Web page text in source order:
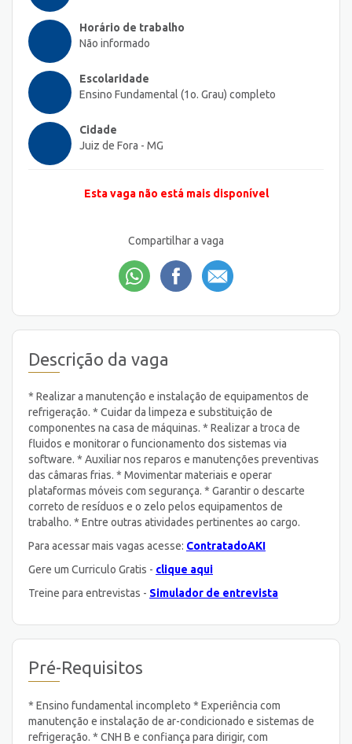
Horário de trabalho
Não informado
Escolaridade
Ensino Fundamental (1o. Grau) completo
Cidade
Juiz de Fora - MG
Esta vaga não está mais disponível
Compartilhar a vaga
Descrição da vaga
* Realizar a manutenção e instalação de equipamentos de
refrigeração. * Cuidar da limpeza e substituição de
componentes na casa de máquinas. * Realizar a troca de
fluidos e monitorar o funcionamento dos sistemas via
software. * Auxiliar nos reparos e manutenções preventivas
das câmaras frias. * Movimentar materiais e operar
plataformas móveis com segurança. * Garantir o descarte
correto de resíduos e o zelo pelos equipamentos de
trabalho. * Entre outras atividades pertinentes ao cargo.
Para acessar mais vagas acesse: ContratadoAKI
Gere um Curriculo Gratis - clique aqui
Treine para entrevistas - Simulador de entrevista
Pré-Requisitos
* Ensino fundamental incompleto * Experiência com
manutenção e instalação de ar-condicionado e sistemas de
refrigeração. * CNH B e confiança para dirigir, com